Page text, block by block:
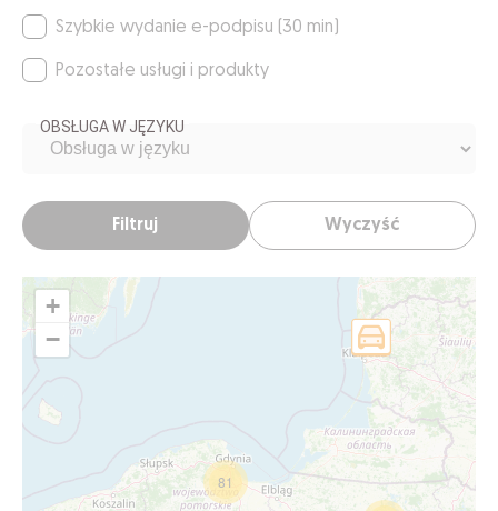
Szybkie wydanie e-podpisu (30 min)
Pozostałe usługi i produkty
OBSŁUGA W JĘZYKU
Filtruj Wyczyść
81
+
−